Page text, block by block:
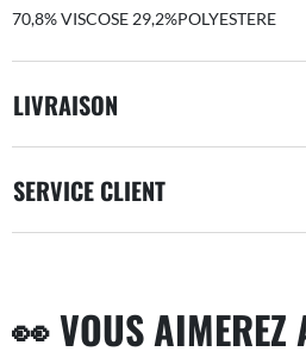
70,8% VISCOSE 29,2%POLYESTERE
LIVRAISON
SERVICE CLIENT
👀 VOUS AIMEREZ